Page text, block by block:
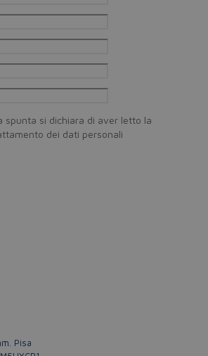
spunta si dichiara di aver letto la
dei dati personali
Pisa